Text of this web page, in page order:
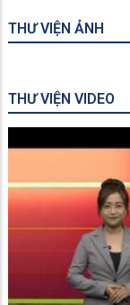
THƯ VIỆN ẢNH
THƯ VIỆN VIDEO